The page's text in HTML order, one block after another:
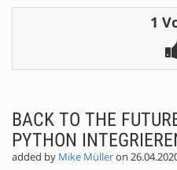
1
BACK TO THE
PYTHON
added by Mike Mülleron